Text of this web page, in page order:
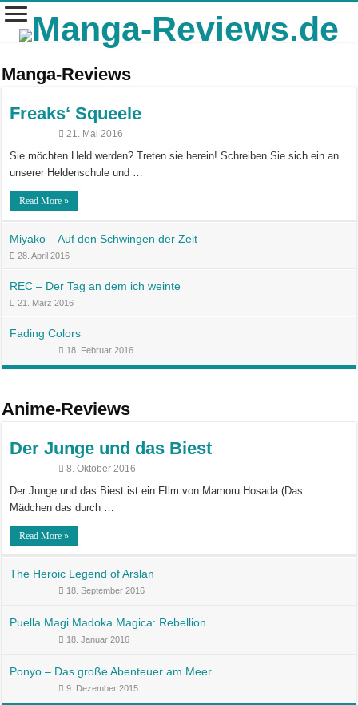
Manga-Reviews
Freaks‘ Squeele
21. Mai 2016
Sie möchten Held werden? Treten sie herein! Schreiben Sie sich ein an
unserer Heldenschule und …
Read More »
Miyako – Auf den Schwingen der Zeit
28. April 2016
REC – Der Tag an dem ich weinte
21. März 2016
Fading Colors
18. Februar 2016
Anime-Reviews
Der Junge und das Biest
8. Oktober 2016
Der Junge und das Biest ist ein FIlm von Mamoru Hosada (Das
Mädchen das durch …
Read More »
The Heroic Legend of Arslan
18. September 2016
Puella Magi Madoka Magica: Rebellion
18. Januar 2016
Ponyo – Das große Abenteuer am Meer
9. Dezember 2015